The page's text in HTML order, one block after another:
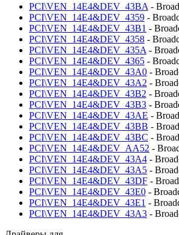
PCI\VEN_14E4&DEV_43BA -
PCI\VEN_14E4&DEV_4359 -
PCI\VEN_14E4&DEV_43B1 -
PCI\VEN_14E4&DEV_4358 -
PCI\VEN_14E4&DEV_435A -
PCI\VEN_14E4&DEV_4365 -
PCI\VEN_14E4&DEV_43A0 -
PCI\VEN_14E4&DEV_43A2 -
PCI\VEN_14E4&DEV_43B2 -
PCI\VEN_14E4&DEV_43B3 -
PCI\VEN_14E4&DEV_43AE -
PCI\VEN_14E4&DEV_43BB -
PCI\VEN_14E4&DEV_43BC -
PCI\VEN_14E4&DEV_AA52 -
PCI\VEN_14E4&DEV_43A4 -
PCI\VEN_14E4&DEV_43A5 -
PCI\VEN_14E4&DEV_43DF -
PCI\VEN_14E4&DEV_43E0 -
PCI\VEN_14E4&DEV_43E1 -
PCI\VEN_14E4&DEV_43A3 -